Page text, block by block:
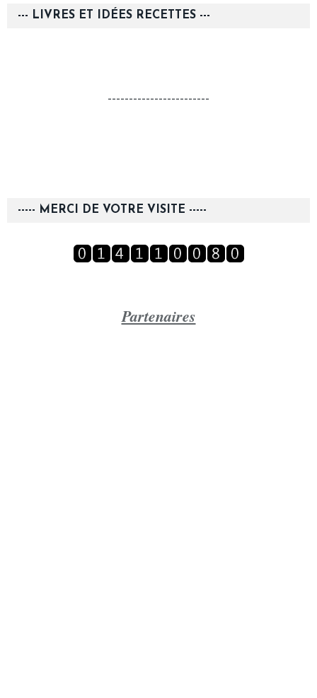
--- LIVRES ET IDÉES RECETTES ---
------------------------
----- MERCI DE VOTRE VISITE -----
Partenaires